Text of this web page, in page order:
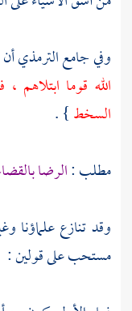
وفي جامعالترمذي
الله قوما
السخط} .
مطلب :الرضا
وقد تنازع
مستحب على قولين :